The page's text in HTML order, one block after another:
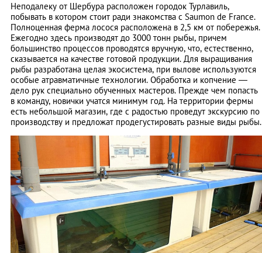
Неподалеку от Шербура расположен городок Турлавиль,
побывать в котором стоит ради знакомства с Saumon de France.
Полноценная ферма лосося расположена в 2,5 км от побережья.
Ежегодно здесь производят до 3000 тонн рыбы, причем
большинство процессов проводятся вручную, что, естественно,
сказывается на качестве готовой продукции. Для выращивания
рыбы разработана целая экосистема, при вылове используются
особые атравматичные технологии. Обработка и копчение ―
дело рук специально обученных мастеров. Прежде чем попасть
в команду, новички учатся минимум год. На территории фермы
есть небольшой магазин, где с радостью проведут экскурсию по
производству и предложат продегустировать разные виды рыбы.